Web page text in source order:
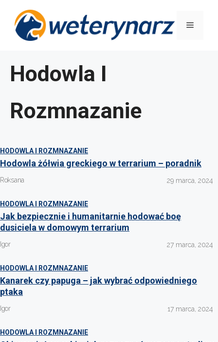
Przejdź
Menu
Hodowla I
Rozmnazanie
HODOWLA I ROZMNAZANIE
Hodowla żółwia greckiego w terrarium – poradnik
Roksana 29 marca, 2024
HODOWLA I ROZMNAZANIE
Jak bezpiecznie i humanitarnie hodować boę
dusiciela w domowym terrarium
Igor 27 marca, 2024
HODOWLA I ROZMNAZANIE
Kanarek czy papuga – jak wybrać odpowiedniego
ptaka
Igor 17 marca, 2024
HODOWLA I ROZMNAZANIE